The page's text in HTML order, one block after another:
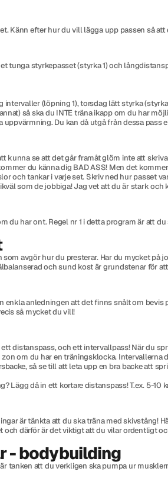
Känn efter hur du vill lägga upp passen så
tunga styrkepasset (styrka 1) och
intervaller (löpning 1), torsdag lätt styrka
så ska du INTE träna ikapp om du har
Du kan då utgå från dessa pass
kunna se att det går framåt glöm inte att
du känna dig BAD ASS! Men det
och tankar i varje set. Skriv ned hur passet
som de jobbiga! Jag vet att du är stark och
du har ont. Regel nr 1 i detta program är att
avgör hur du presterar. Har du mycket
och sund kost är grundstenar för
enkla anledningen att det finns snålt om
så mycket du vill!
distanspass, och ett intervallpass! När du
om du har en träningsklocka.
så se till att leta upp en bra backe att
Lägg då in ett kortare distanspass! T.ex. 5-10
är tänkta att du ska träna med skivstång!
och därför är det viktigt att du vilar ordentligt
- bodybuilding
tanken att du verkligen ska pumpa ur